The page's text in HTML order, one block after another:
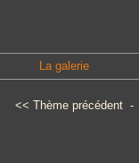
La galerie
<< Thème précédent